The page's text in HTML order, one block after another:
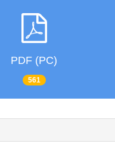
PDF (PC)
561